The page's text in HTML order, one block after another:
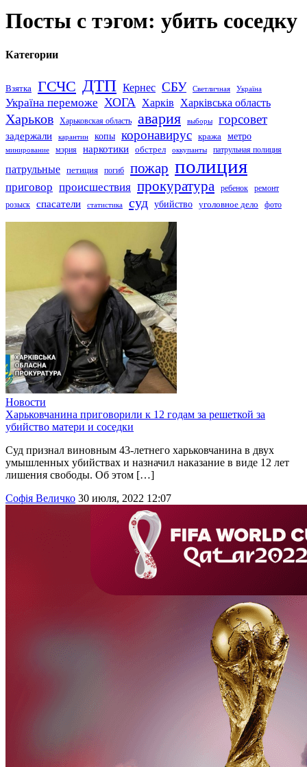
Посты с тэгом: убить соседку
Категории
Взятка ГСЧС ДТП Кернес СБУ Светличная Україна
Україна переможе ХОГА Харків Харківська область
Харьков Харьковская область авария выборы горсовет
задержали карантин копы коронавирус кража метро
минирование мэрия наркотики обстрел оккупанты патрульная полиция
патрульные петиция погиб пожар полиция
приговор происшествия прокуратура ребенок
ремонт
розыск
спасатели статистика суд убийство уголовное дело фото
Новости
Харьковчанина приговорили к 12 годам за решеткой за
убийство матери и соседки
Суд признал виновным 43-летнего харьковчанина в двух
умышленных убийствах и назначил наказание в виде 12 лет
лишения свободы. Об этом […]
Софія Величко 30 июля, 2022 12:07